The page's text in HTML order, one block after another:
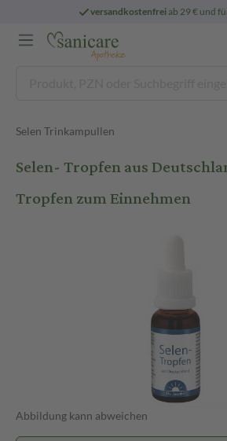
versandkostenfreiab 29 € und
Selen Trinkampullen
Selen- Tropfen aus
Tropfen zum Einnehmen
Abbildung kann abweichen